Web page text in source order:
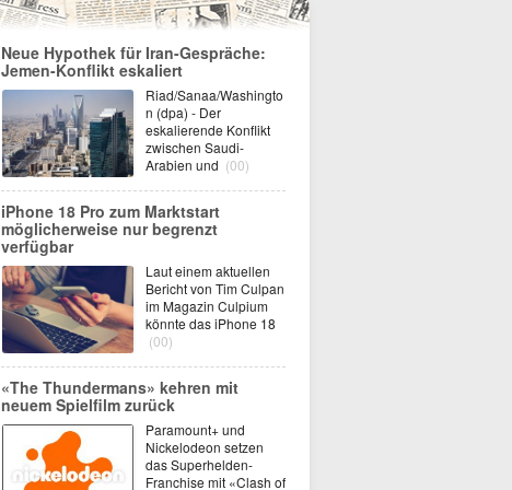
Neue Hypothek für Iran-Gespräche:
Jemen-Konflikt eskaliert
Riad/Sanaa/Washingto
n (dpa) - Der
eskalierende Konflikt
zwischen Saudi-
Arabien und (00)
iPhone 18 Pro zum Marktstart
möglicherweise nur begrenzt
verfügbar
Laut einem aktuellen
Bericht von Tim Culpan
im Magazin Culpium
könnte das iPhone 18
(00)
«The Thundermans» kehren mit
neuem Spielfilm zurück
Paramount+ und
Nickelodeon setzen
das Superhelden-
Franchise mit «Clash of